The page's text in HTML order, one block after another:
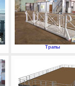
Трапы